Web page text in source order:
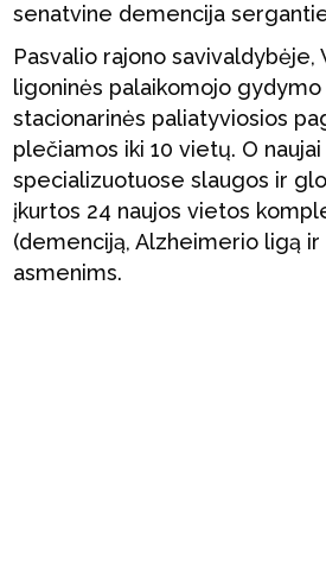
senatvine demencija
Pasvalio rajono savivaldybėje,
ligoninės palaikomojo
stacionarinės paliatyviosios
plečiamos iki 10 vietų. O
specializuotuose slaugos ir
įkurtos 24 naujos vietos
(demenciją, Alzheimerio ligą
asmenims.